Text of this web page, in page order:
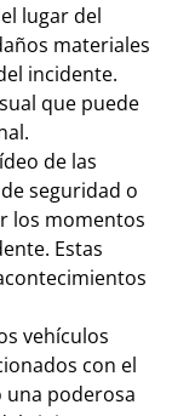
lugar del
materiales
incidente.
que puede
de las
seguridad o
los momentos
Estas
vehículos
con el
una poderosa